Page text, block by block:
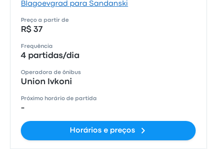
Blagoevgrad para Sandanski
Preço a partir de
R$ 37
Frequência
4 partidas/dia
Operadora de ônibus
Union Ivkoni
Próximo horário de partida
-
Horários e preços